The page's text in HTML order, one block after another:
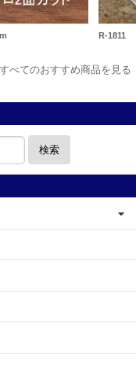
R-1811
すべてのおすすめ商品を見る
検索